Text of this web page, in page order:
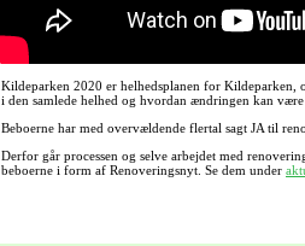
Kildeparken 2020 er helhedsplanen for
i den samlede helhed og hvordan ændringen kan
Beboerne har med overvældende flertal sagt JA til
Derfor går processen og selve arbejdet med
beboerne i form af Renoveringsnyt. Se dem under